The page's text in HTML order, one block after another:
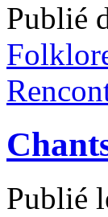
Publié
Publié